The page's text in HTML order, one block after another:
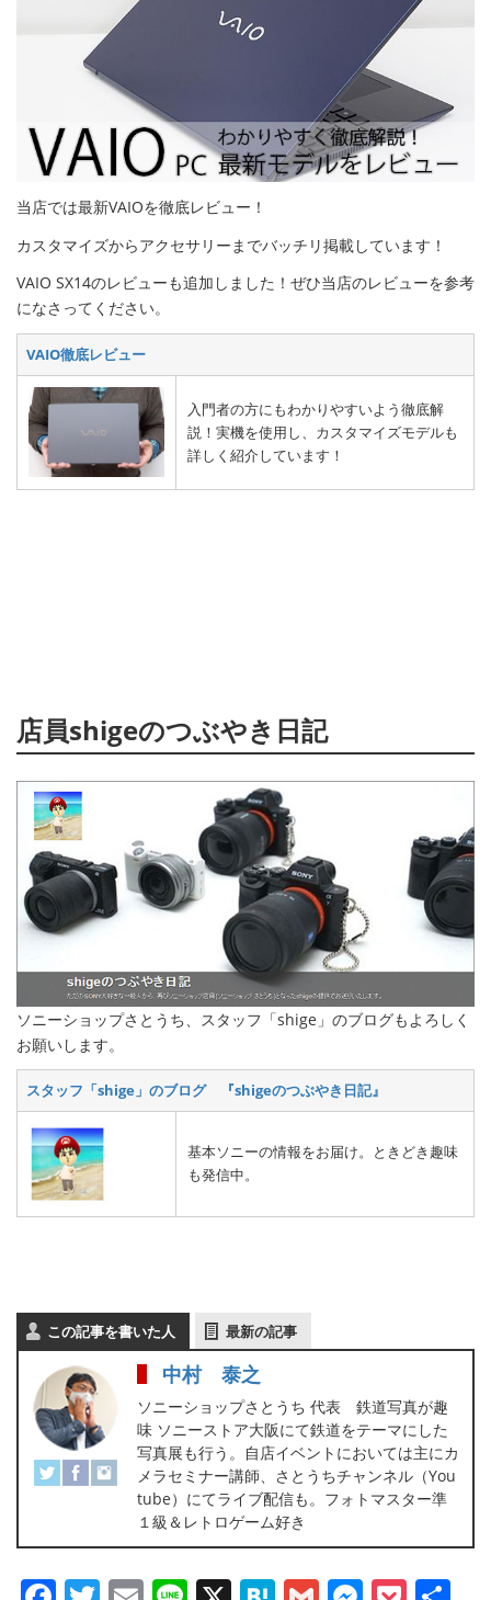
当店では最新VAIOを徹底レビュー！
カスタマイズからアクセサリーまでバッチリ掲載しています！
VAIO SX14のレビューも追加しました！ぜひ当店のレビューを参考
になさってください。
VAIO徹底レビュー
入門者の方にもわかりやすいよう徹底解
説！実機を使用し、カスタマイズモデルも
詳しく紹介しています！
店員shigeのつぶやき日記
ソニーショップさとうち、スタッフ「shige」のブログもよろしく
お願いします。
スタッフ「shige」のブログ 『shigeのつぶやき日記』
基本ソニーの情報をお届け。ときどき趣味
も発信中。
この記事を書いた人 最新の記事
中村 泰之
ソニーショップさとうち 代表 鉄道写真が趣
味 ソニーストア大阪にて鉄道をテーマにした
写真展も行う。自店イベントにおいては主にカ
メラセミナー講師、さとうちチャンネル（You
tube）にてライブ配信も。フォトマスター準
１級＆レトロゲーム好き